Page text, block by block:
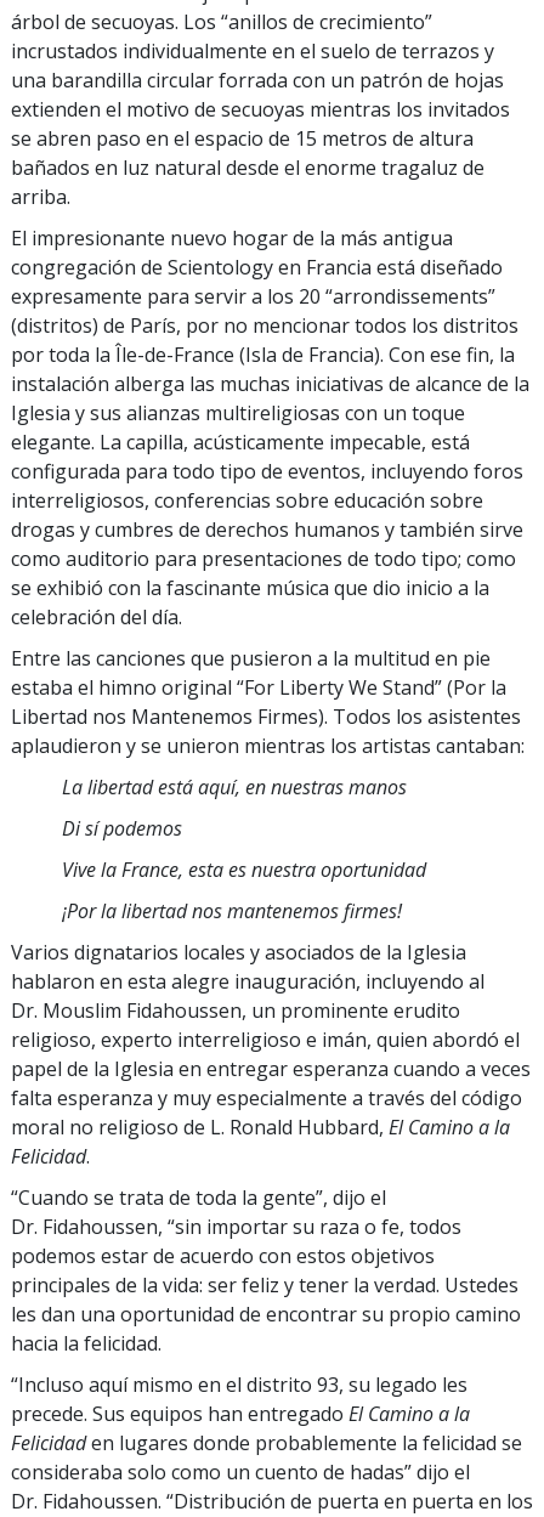
árbol de secuoyas. Los “anillos de crecimiento”
incrustados individualmente en el suelo de terrazos y
una barandilla circular forrada con un patrón de hojas
extienden el motivo de secuoyas mientras los invitados
se abren paso en el espacio de 15 metros de altura
bañados en luz natural desde el enorme tragaluz de
arriba.
El impresionante nuevo hogar de la más antigua
congregación de Scientology en Francia está diseñado
expresamente para servir a los 20 “arrondissements”
(distritos) de París, por no mencionar todos los distritos
por toda la Île-de-France (Isla de Francia). Con ese fin, la
instalación alberga las muchas iniciativas de alcance de la
Iglesia y sus alianzas multireligiosas con un toque
elegante. La capilla, acústicamente impecable, está
configurada para todo tipo de eventos, incluyendo foros
interreligiosos, conferencias sobre educación sobre
drogas y cumbres de derechos humanos y también sirve
como auditorio para presentaciones de todo tipo; como
se exhibió con la fascinante música que dio inicio a la
celebración del día.
Entre las canciones que pusieron a la multitud en pie
estaba el himno original “For Liberty We Stand” (Por la
Libertad nos Mantenemos Firmes). Todos los asistentes
aplaudieron y se unieron mientras los artistas cantaban:
La libertad está aquí, en nuestras manos
Di sí podemos
Vive la France, esta es nuestra oportunidad
¡Por la libertad nos mantenemos firmes!
Varios dignatarios locales y asociados de la Iglesia
hablaron en esta alegre inauguración, incluyendo al
Dr. Mouslim Fidahoussen, un prominente erudito
religioso, experto interreligioso e imán, quien abordó el
papel de la Iglesia en entregar esperanza cuando a veces
falta esperanza y muy especialmente a través del código
moral no religioso de L. Ronald Hubbard, El Camino a la
Felicidad.
“Cuando se trata de toda la gente”, dijo el
Dr. Fidahoussen, “sin importar su raza o fe, todos
podemos estar de acuerdo con estos objetivos
principales de la vida: ser feliz y tener la verdad. Ustedes
les dan una oportunidad de encontrar su propio camino
hacia la felicidad.
“Incluso aquí mismo en el distrito 93, su legado les
precede. Sus equipos han entregado El Camino a la
Felicidaden lugares donde probablemente la felicidad se
consideraba solo como un cuento de hadas” dijo el
Dr. Fidahoussen. “Distribución de puerta en puerta en los